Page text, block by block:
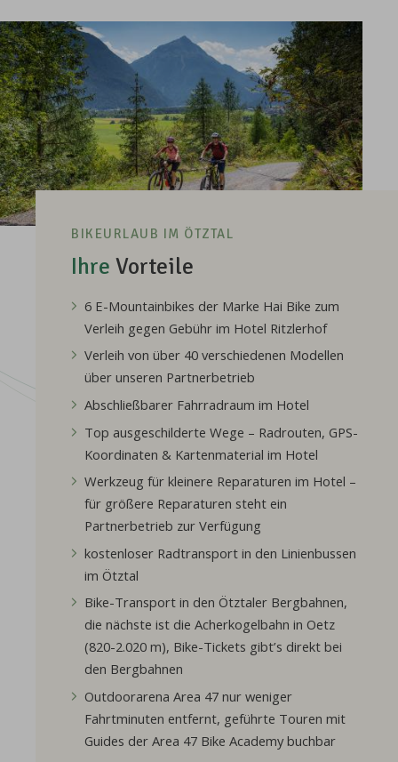
BIKEURLAUB IM ÖTZTAL
Ihre Vorteile
6 E-Mountainbikes der Marke Hai Bike zum
Verleih gegen Gebühr im Hotel Ritzlerhof
Verleih von über 40 verschiedenen Modellen
über unseren Partnerbetrieb
Abschließbarer Fahrradraum im Hotel
Top ausgeschilderte Wege – Radrouten, GPS-
Koordinaten & Kartenmaterial im Hotel
Werkzeug für kleinere Reparaturen im Hotel –
für größere Reparaturen steht ein
Partnerbetrieb zur Verfügung
kostenloser Radtransport in den Linienbussen
im Ötztal
Bike-Transport in den Ötztaler Bergbahnen,
die nächste ist die Acherkogelbahn in Oetz
(820-2.020 m), Bike-Tickets gibt’s direkt bei
den Bergbahnen
Outdoorarena Area 47 nur weniger
Fahrtminuten entfernt, geführte Touren mit
Guides der Area 47 Bike Academy buchbar